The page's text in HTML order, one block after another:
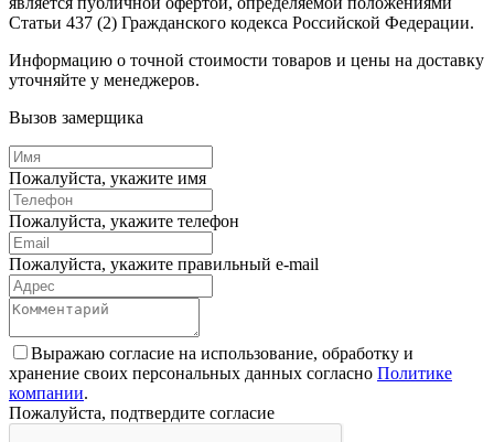
Статьи 437 (2) Гражданского кодекса Российской Федерации.
Информацию о точной стоимости товаров и цены на доставку
уточняйте у менеджеров.
Вызов замерщика
Пожалуйста, укажите имя
Пожалуйста, укажите телефон
Пожалуйста, укажите правильный e-mail
Выражаю согласие на использование, обработку и
хранение своих персональных данных согласно Политике
компании.
Пожалуйста, подтвердите согласие